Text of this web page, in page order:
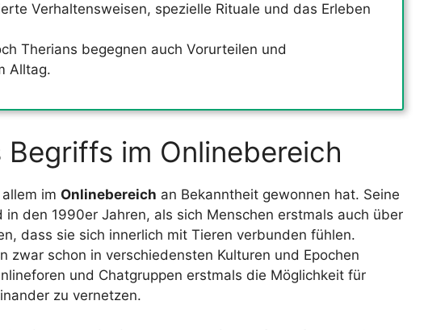
Verhaltensweisen, spezielle Rituale und das Erleben
Therians begegnen auch Vorurteilen und
Alltag.
im Onlinebereich
im Onlinebereich an Bekanntheit gewonnen hat. Seine
den 1990er Jahren, als sich Menschen erstmals auch über
dass sie sich innerlich mit Tieren verbunden fühlen.
zwar schon in verschiedensten Kulturen und Epochen
und Chatgruppen erstmals die Möglichkeit für
zu vernetzen.